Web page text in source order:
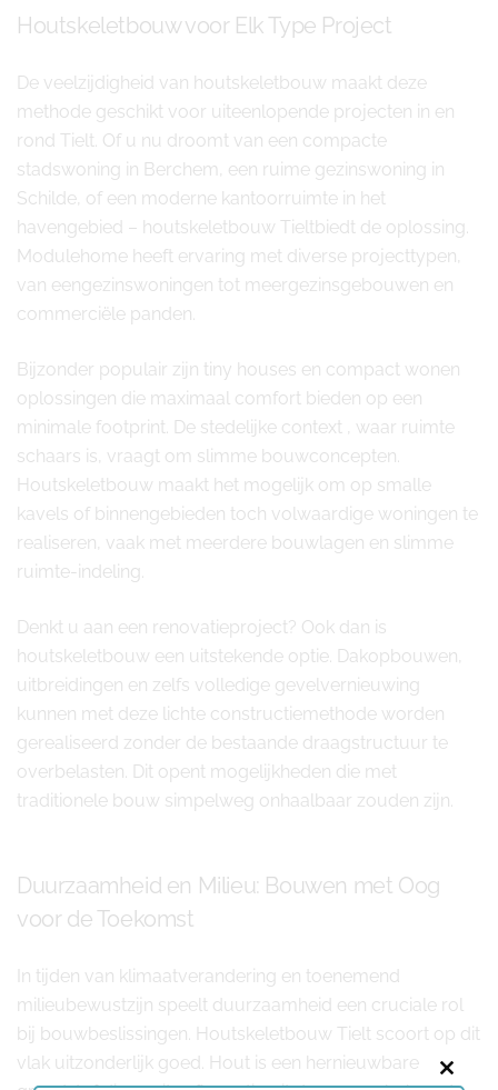
Houtskeletbouw voor Elk Type Project
De veelzijdigheid van houtskeletbouw maakt deze
methode geschikt voor uiteenlopende projecten in en
rond Tielt. Of u nu droomt van een compacte
stadswoning in Berchem, een ruime gezinswoning in
Schilde, of een moderne kantoorruimte in het
havengebied – houtskeletbouw Tieltbiedt de oplossing.
Modulehome heeft ervaring met diverse projecttypen,
van eengezinswoningen tot meergezinsgebouwen en
commerciële panden.
Bijzonder populair zijn tiny houses en compact wonen
oplossingen die maximaal comfort bieden op een
minimale footprint. De stedelijke context , waar ruimte
schaars is, vraagt om slimme bouwconcepten.
Houtskeletbouw maakt het mogelijk om op smalle
kavels of binnengebieden toch volwaardige woningen te
realiseren, vaak met meerdere bouwlagen en slimme
ruimte-indeling.
Denkt u aan een renovatieproject? Ook dan is
houtskeletbouw een uitstekende optie. Dakopbouwen,
uitbreidingen en zelfs volledige gevelvernieuwing
kunnen met deze lichte constructiemethode worden
gerealiseerd zonder de bestaande draagstructuur te
overbelasten. Dit opent mogelijkheden die met
traditionele bouw simpelweg onhaalbaar zouden zijn.
Duurzaamheid en Milieu: Bouwen met Oog
voor de Toekomst
In tijden van klimaatverandering en toenemend
milieubewustzijn speelt duurzaamheid een cruciale rol
bij bouwbeslissingen. Houtskeletbouw Tielt scoort op dit
vlak uitzonderlijk goed. Hout is een hernieuwbare